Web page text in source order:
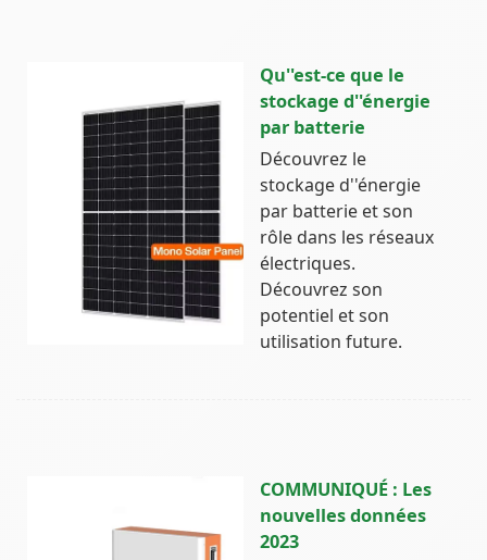
Qu''est-ce que le
stockage d''énergie
par batterie
Découvrez le
stockage d''énergie
par batterie et son
rôle dans les réseaux
électriques.
Découvrez son
potentiel et son
utilisation future.
COMMUNIQUÉ : Les
nouvelles données
2023